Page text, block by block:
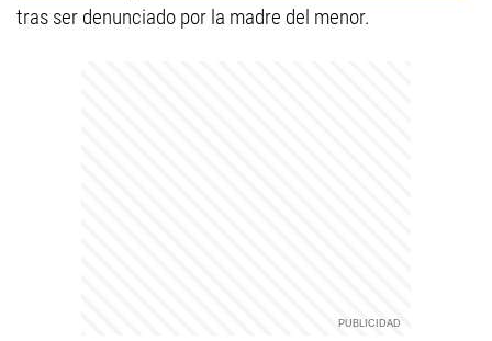
tras ser denunciado por la madre del menor.